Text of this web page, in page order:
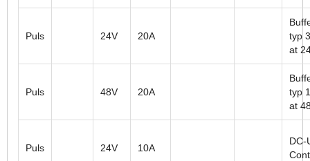
Puls 24V 20A
typ
at
Puls 48V 20A
typ
at
Puls 24V 10A
DC-